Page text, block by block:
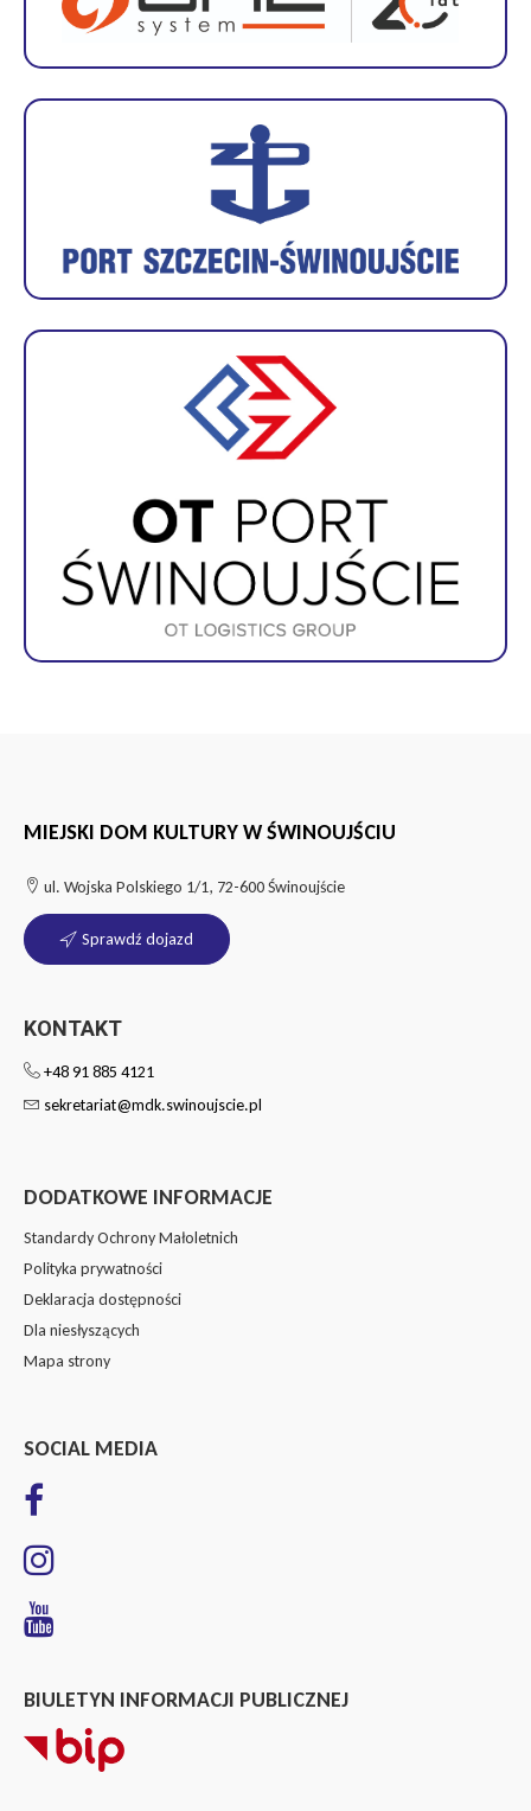
MIEJSKI DOM KULTURY W ŚWINOUJŚCIU
ul. Wojska Polskiego 1/1, 72-600 Świnoujście
Sprawdź dojazd
KONTAKT
+48 91 885 4121
sekretariat@mdk.swinoujscie.pl
DODATKOWE INFORMACJE
Standardy Ochrony Małoletnich
Polityka prywatności
Deklaracja dostępności
Dla niesłyszących
Mapa strony
SOCIAL MEDIA
BIULETYN INFORMACJI PUBLICZNEJ